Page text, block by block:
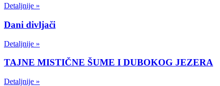
Detaljnije »
Dani divljači
Detaljnije »
TAJNE MISTIČNE ŠUME I DUBOKOG JEZERA
Detaljnije »